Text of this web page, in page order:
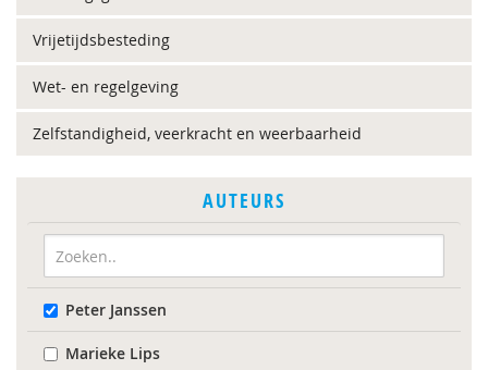
Vrijetijdsbesteding
Wet- en regelgeving
Zelfstandigheid, veerkracht en weerbaarheid
AUTEURS
Peter Janssen
Marieke Lips